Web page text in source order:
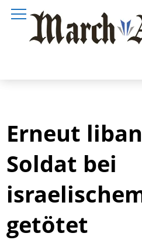
Erneut
Soldat bei
getötet